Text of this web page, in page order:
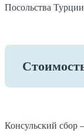
Посольства
Консульский сбор